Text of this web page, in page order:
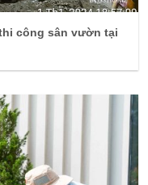
công sân vườn tại